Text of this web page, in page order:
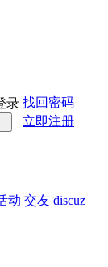
录 找回密码
立即注册
动 交友 discuz